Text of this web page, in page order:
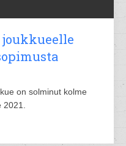
on solminut kolme